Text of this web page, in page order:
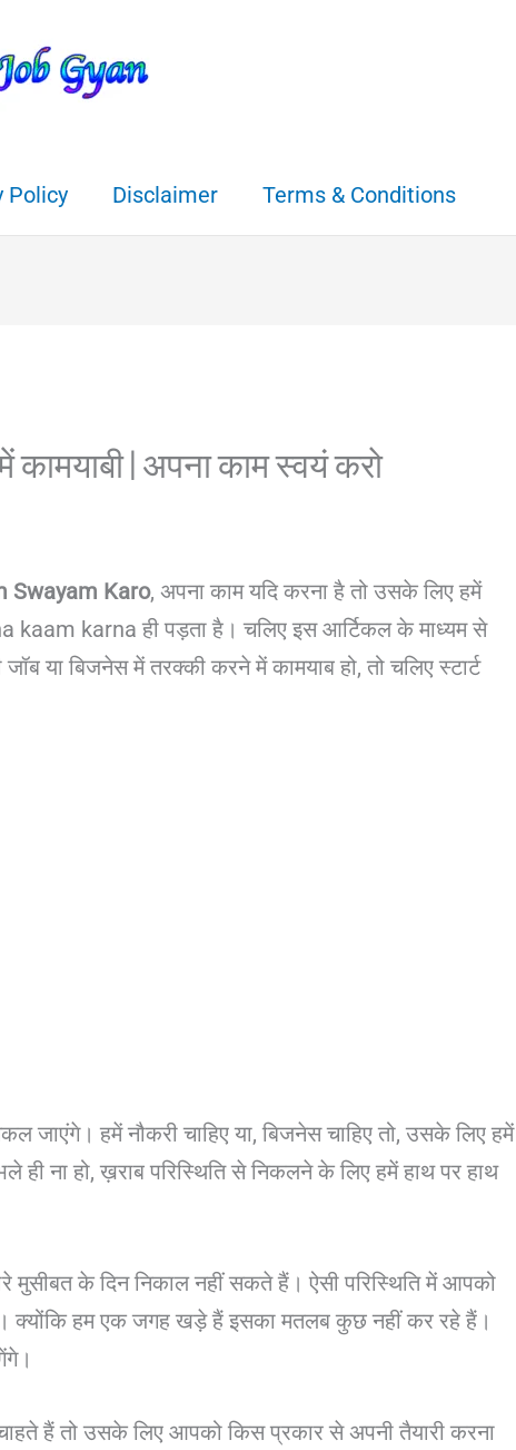
Policy Disclaimer Terms & Conditions
कामयाबी | अपना काम स्वयं करो
Swayam Karo, अपना काम यदि करना है तो उसके लिए हमें
kaam karna ही पड़ता है। चलिए इस आर्टिकल के माध्यम से
या बिजनेस में तरक्की करने में कामयाब हो, तो चलिए स्टार्ट
जाएंगे। हमें नौकरी चाहिए या, बिजनेस चाहिए तो, उसके लिए हमें
ही ना हो, ख़राब परिस्थिति से निकलने के लिए हमें हाथ पर हाथ
के दिन निकाल नहीं सकते हैं। ऐसी परिस्थिति में आपको
क्योंकि हम एक जगह खड़े हैं इसका मतलब कुछ नहीं कर रहे हैं।
हैं तो उसके लिए आपको किस प्रकार से अपनी तैयारी करना